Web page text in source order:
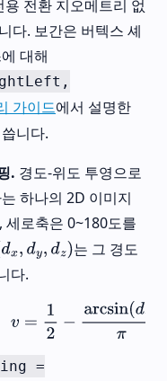
전환 지오메트리 없
다. 보간은 버텍스 셰
대해
가이드에서 설명한
니다.
. 경도-위도 투영으로
하나의 2D 이미지
세로축은 0~180도를
x,dy ,dz
는 그 경도
다.
arcsin )π
=